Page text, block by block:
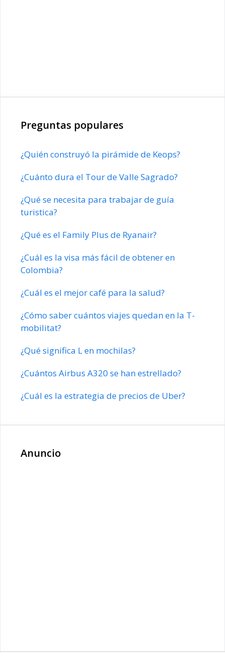
Preguntas populares
¿Quién construyó la pirámide de Keops?
¿Cuánto dura el Tour de Valle Sagrado?
¿Qué se necesita para trabajar de guía
turistica?
¿Qué es el Family Plus de Ryanair?
¿Cuál es la visa más fácil de obtener en
Colombia?
¿Cuál es el mejor café para la salud?
¿Cómo saber cuántos viajes quedan en la T-
mobilitat?
¿Qué significa L en mochilas?
¿Cuántos Airbus A320 se han estrellado?
¿Cuál es la estrategia de precios de Uber?
Anuncio